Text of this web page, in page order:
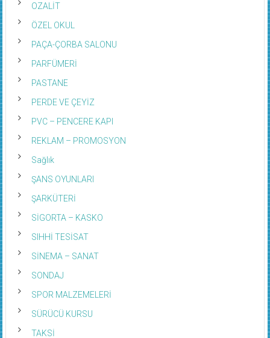
OZALİT
ÖZEL OKUL
PAÇA-ÇORBA SALONU
PARFÜMERİ
PASTANE
PERDE VE ÇEYİZ
PVC – PENCERE KAPI
REKLAM – PROMOSYON
Sağlık
ŞANS OYUNLARI
ŞARKÜTERİ
SİGORTA – KASKO
SIHHİ TESİSAT
SİNEMA – SANAT
SONDAJ
SPOR MALZEMELERİ
SÜRÜCÜ KURSU
TAKSİ